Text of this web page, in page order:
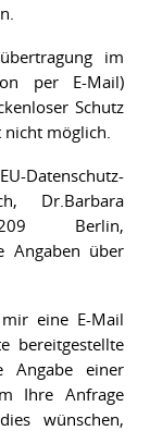
im
per E-Mail)
Schutz
möglich.
Datenschutz-
Dr.Barbara
Berlin,
Angaben über
eine E-Mail
bereitgestellte
Angabe einer
Ihre Anfrage
wünschen,